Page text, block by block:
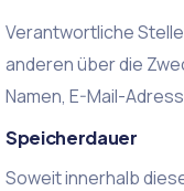
Verantwortliche
anderen über die
Namen, E-Mail-
Speicherdauer
Soweit innerhalb